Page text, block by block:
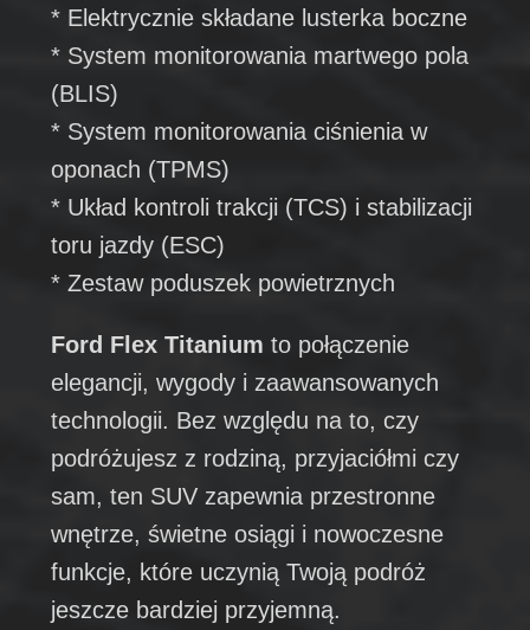
* Elektrycznie składane lusterka boczne
* System monitorowania martwego pola
(BLIS)
* System monitorowania ciśnienia w
oponach (TPMS)
* Układ kontroli trakcji (TCS) i stabilizacji
toru jazdy (ESC)
* Zestaw poduszek powietrznych
Ford Flex Titanium to połączenie
elegancji, wygody i zaawansowanych
technologii. Bez względu na to, czy
podróżujesz z rodziną, przyjaciółmi czy
sam, ten SUV zapewnia przestronne
wnętrze, świetne osiągi i nowoczesne
funkcje, które uczynią Twoją podróż
jeszcze bardziej przyjemną.